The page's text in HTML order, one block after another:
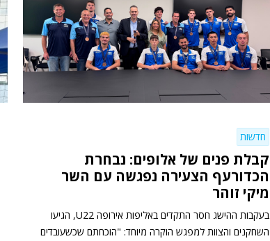
חדשות
קבלת פנים של אלופים: נבחרת
הכדורעף הצעירה נפגשה עם השר
מיקי זוהר
בעקבות ההישג חסר התקדים באליפות אירופה U22, הגיעו
השחקנים והצוות למפגש הוקרה מיוחד: "הוכחתם שכשעובדים